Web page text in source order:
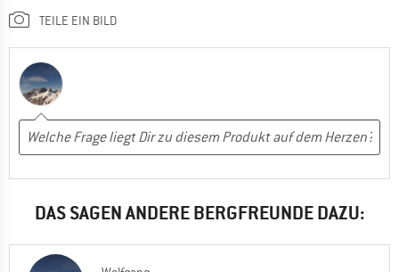
TEILE EIN BILD
DAS SAGEN ANDERE BERGFREUNDE DAZU: